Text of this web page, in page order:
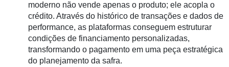
Software
Empresarial
Tecnologia
moderno não vende apenas o produto; ele acopla o
crédito. Através do histórico de transações e dados de
performance, as plataformas conseguem estruturar
condições de financiamento personalizadas,
transformando o pagamento em uma peça estratégica
do planejamento da safra.